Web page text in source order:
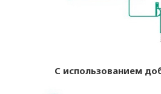
С использованием